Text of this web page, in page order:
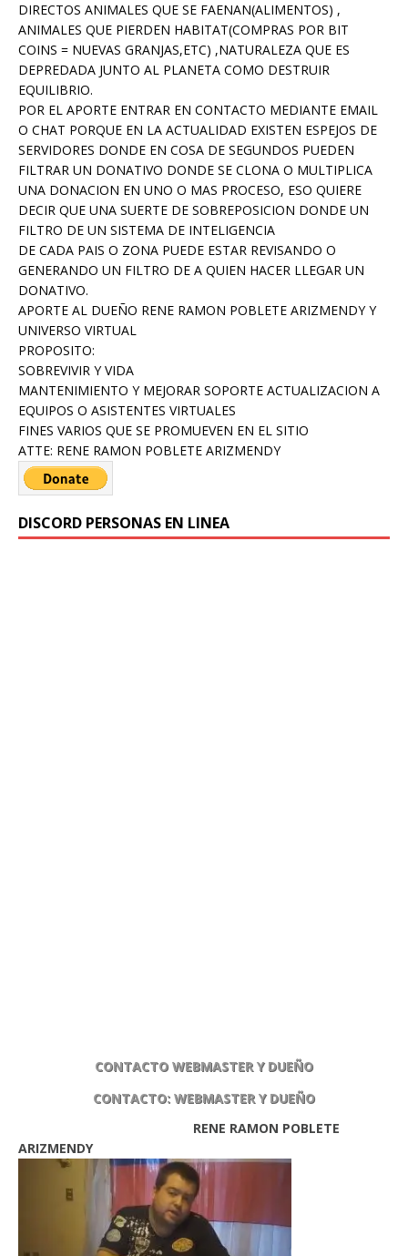
DIRECTOS ANIMALES QUE SE FAENAN(ALIMENTOS) ,
ANIMALES QUE PIERDEN HABITAT(COMPRAS POR BIT
COINS = NUEVAS GRANJAS,ETC) ,NATURALEZA QUE ES
DEPREDADA JUNTO AL PLANETA COMO DESTRUIR
EQUILIBRIO.
POR EL APORTE ENTRAR EN CONTACTO MEDIANTE EMAIL
O CHAT PORQUE EN LA ACTUALIDAD EXISTEN ESPEJOS DE
SERVIDORES DONDE EN COSA DE SEGUNDOS PUEDEN
FILTRAR UN DONATIVO DONDE SE CLONA O MULTIPLICA
UNA DONACION EN UNO O MAS PROCESO, ESO QUIERE
DECIR QUE UNA SUERTE DE SOBREPOSICION DONDE UN
FILTRO DE UN SISTEMA DE INTELIGENCIA
DE CADA PAIS O ZONA PUEDE ESTAR REVISANDO O
GENERANDO UN FILTRO DE A QUIEN HACER LLEGAR UN
DONATIVO.
APORTE AL DUEÑO RENE RAMON POBLETE ARIZMENDY Y
UNIVERSO VIRTUAL
PROPOSITO:
SOBREVIVIR Y VIDA
MANTENIMIENTO Y MEJORAR SOPORTE ACTUALIZACION A
EQUIPOS O ASISTENTES VIRTUALES
FINES VARIOS QUE SE PROMUEVEN EN EL SITIO
ATTE: RENE RAMON POBLETE ARIZMENDY
DISCORD PERSONAS EN LINEA
CONTACTO WEBMASTER Y DUEÑO
CONTACTO: WEBMASTER Y DUEÑO
RENE RAMON POBLETE
ARIZMENDY